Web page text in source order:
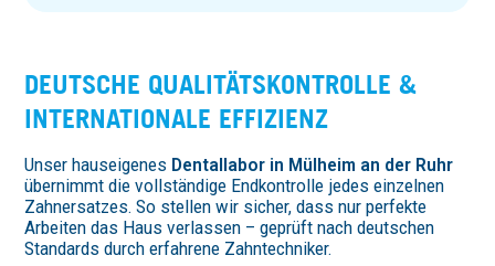
DEUTSCHE QUALI­TÄTS­KON­TROLLE &
INTER­NA­TIONALE EFFIZIENZ
Unser hauseigenes Dentallabor in Mülheim an der Ruhr
übernimmt die vollständige Endkontrolle jedes einzelnen
Zahnersatzes. So stellen wir sicher, dass nur perfekte
Arbeiten das Haus verlassen – geprüft nach deutschen
Standards durch erfahrene Zahntechniker.